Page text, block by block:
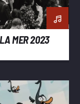
MER 2023